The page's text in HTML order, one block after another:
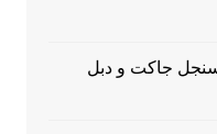
سنجل جاكت و دبل